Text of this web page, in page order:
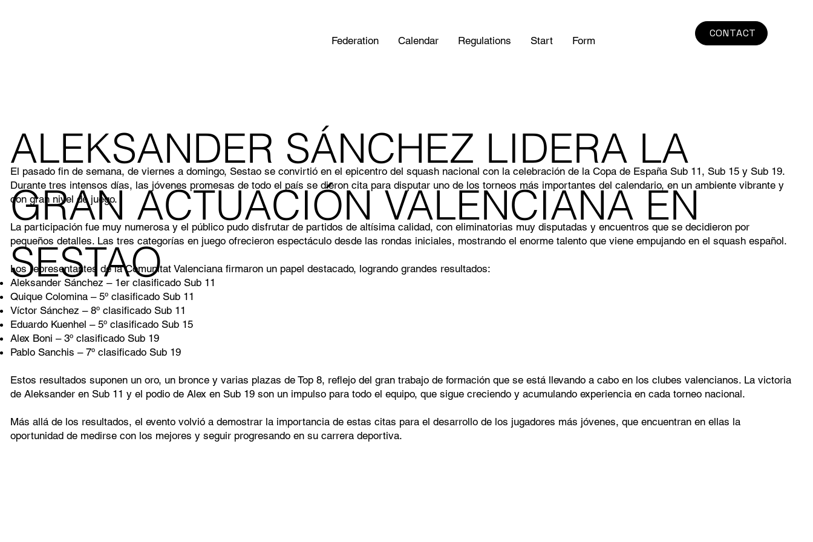
Federation Calendar Regulations Start Form
CONTACT
ALEKSANDER SÁNCHEZ LIDERA LA
GRAN ACTUACIÓN VALENCIANA EN
SESTAO
El pasado fin de semana, de viernes a domingo, Sestao se convirtió en el epicentro del squash nacional con la celebración de la Copa de España Sub 11, Sub 15 y Sub 19.
Durante tres intensos días, las jóvenes promesas de todo el país se dieron cita para disputar uno de los torneos más importantes del calendario, en un ambiente vibrante y
con gran nivel de juego.
La participación fue muy numerosa y el público pudo disfrutar de partidos de altísima calidad, con eliminatorias muy disputadas y encuentros que se decidieron por
pequeños detalles. Las tres categorías en juego ofrecieron espectáculo desde las rondas iniciales, mostrando el enorme talento que viene empujando en el squash español.
Los representantes de la Comunitat Valenciana firmaron un papel destacado, logrando grandes resultados:
Aleksander Sánchez – 1er clasificado Sub 11
Quique Colomina – 5º clasificado Sub 11
Víctor Sánchez – 8º clasificado Sub 11
Eduardo Kuenhel – 5º clasificado Sub 15
Alex Boni – 3º clasificado Sub 19
Pablo Sanchis – 7º clasificado Sub 19
Estos resultados suponen un oro, un bronce y varias plazas de Top 8, reflejo del gran trabajo de formación que se está llevando a cabo en los clubes valencianos. La victoria
de Aleksander en Sub 11 y el podio de Alex en Sub 19 son un impulso para todo el equipo, que sigue creciendo y acumulando experiencia en cada torneo nacional.
Más allá de los resultados, el evento volvió a demostrar la importancia de estas citas para el desarrollo de los jugadores más jóvenes, que encuentran en ellas la
oportunidad de medirse con los mejores y seguir progresando en su carrera deportiva.